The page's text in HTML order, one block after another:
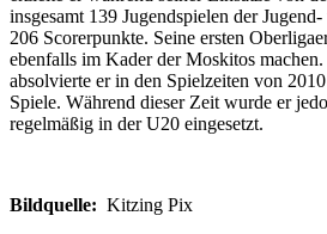
insgesamt 139 Jugendspielen der
206 Scorerpunkte. Seine ersten
ebenfalls im Kader der Moskitos
absolvierte er in den Spielzeiten von
Spiele. Während dieser Zeit wurde er
regelmäßig in der U20 eingesetzt.
Bildquelle: Kitzing Pix